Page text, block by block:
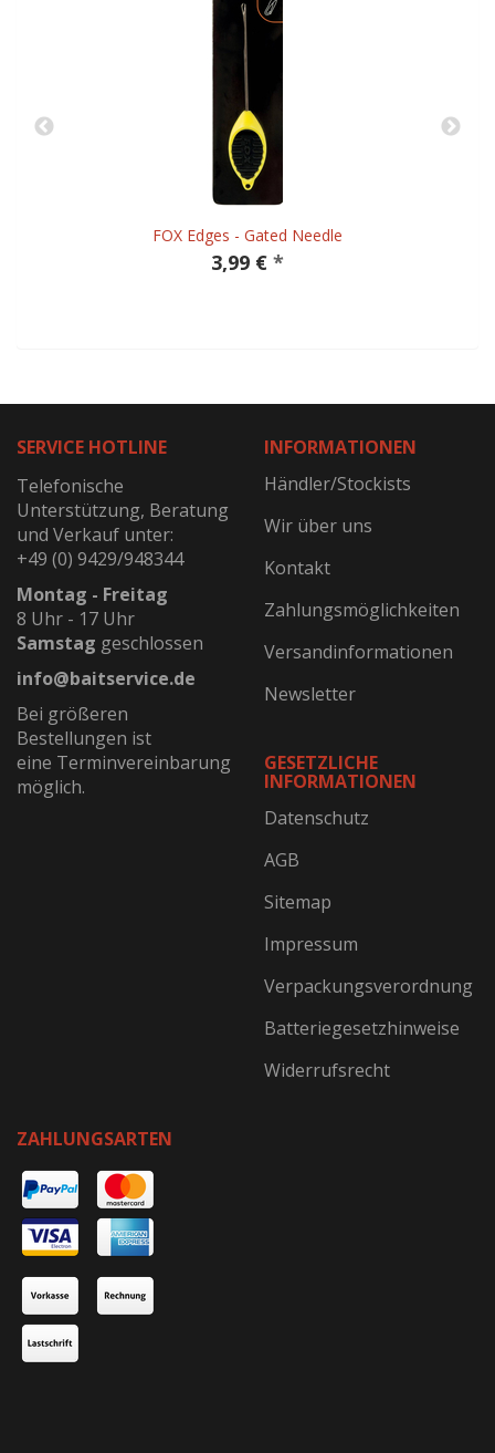
FOX Edges - Gated Needle
3,99 € *
SERVICE HOTLINE
Telefonische
Unterstützung, Beratung
und Verkauf unter:
+49 (0) 9429/948344
Montag - Freitag
8 Uhr - 17 Uhr
Samstag geschlossen
info@baitservice.de
Bei größeren
Bestellungen ist
eine Terminvereinbarung
möglich.
INFORMATIONEN
Händler/Stockists
Wir über uns
Kontakt
Zahlungsmöglichkeiten
Versandinformationen
Newsletter
GESETZLICHE
INFORMATIONEN
Datenschutz
AGB
Sitemap
Impressum
Verpackungsverordnung
Batteriegesetzhinweise
Widerrufsrecht
ZAHLUNGSARTEN